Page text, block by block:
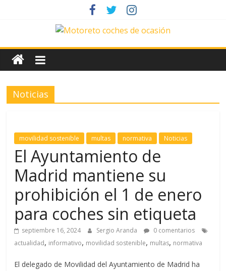
News
Motoreto
Noticias
de
ocasión
Noticias
movilidad sostenible multas normativa Noticias
El Ayuntamiento de
Madrid mantiene su
prohibición el 1 de enero
para coches sin etiqueta
septiembre 16, 2024 Sergio Aranda
0 comentarios
actualidad, informativo, movilidad sostenible, multas, normativa
El delegado de Movilidad del Ayuntamiento de Madrid ha